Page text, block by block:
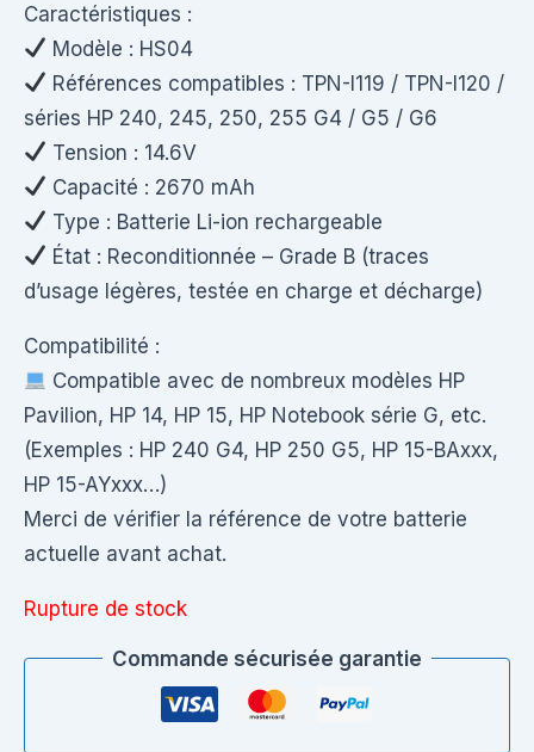
Caractéristiques :
Modèle : HS04
Références compatibles : TPN-I119 / TPN-I120 /
séries HP 240, 245, 250, 255 G4 / G5 / G6
Tension : 14.6V
Capacité : 2670 mAh
Type : Batterie Li-ion rechargeable
État : Reconditionnée – Grade B (traces
d’usage légères, testée en charge et décharge)
Compatibilité :
Compatible avec de nombreux modèles HP
Pavilion, HP 14, HP 15, HP Notebook série G, etc.
(Exemples : HP 240 G4, HP 250 G5, HP 15-BAxxx,
HP 15-AYxxx…)
Merci de vérifier la référence de votre batterie
actuelle avant achat.
Rupture de stock
Commande sécurisée garantie